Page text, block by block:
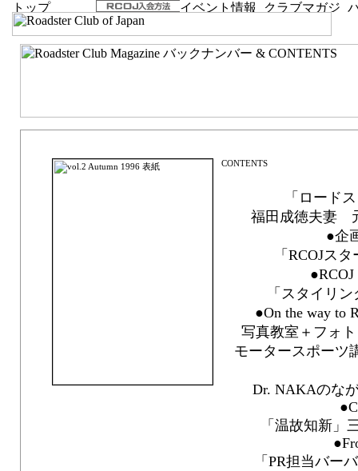
「ロード
福田成徳夫妻
●企
「RCOJス
「スタイリ
●On the way to
写真教室＋フォ
モータースポーツ
Dr. NAKAのな
「温故知新
「PR担当バー